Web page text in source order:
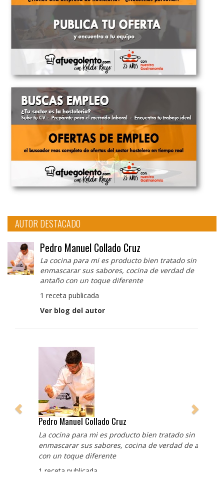
AUTOR DESTACADO
Pedro Manuel Collado Cruz
La cocina para mi es producto bien tratado sin
enmascarar sus sabores, cocina de verdad de
antaño con un toque diferente
1 receta publicada
Ver blog del autor
Pedro Manuel Collado Cruz
La cocina para mi es producto bien tratado sin
enmascarar sus sabores, cocina de verdad de antaño
con un toque diferente
1 receta publicada